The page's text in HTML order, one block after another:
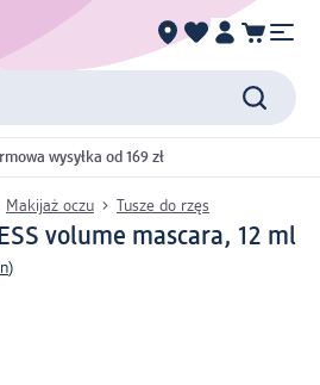
wysyłka od 169 zł
Makijaż oczu Tusze do rzęs
volume mascara, 12 ml
)